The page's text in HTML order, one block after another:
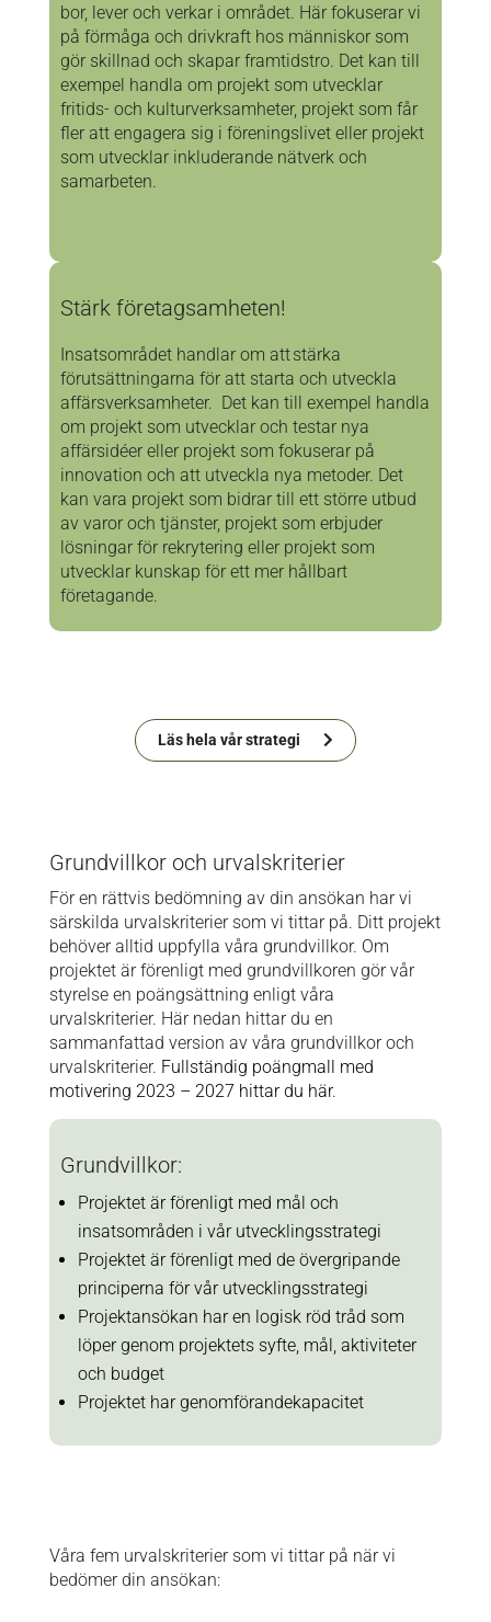
bor, lever och verkar i området. Här fokuserar vi
på förmåga och drivkraft hos människor som
gör skillnad och skapar framtidstro. Det kan till
exempel handla om projekt som utvecklar
fritids- och kulturverksamheter, projekt som får
fler att engagera sig i föreningslivet eller projekt
som utvecklar inkluderande nätverk och
samarbeten.
Stärk företagsamheten!
Insatsområdet handlar om att stärka
förutsättningarna för att starta och utveckla
affärsverksamheter. Det kan till exempel handla
om projekt som utvecklar och testar nya
affärsidéer eller projekt som fokuserar på
innovation och att utveckla nya metoder. Det
kan vara projekt som bidrar till ett större utbud
av varor och tjänster, projekt som erbjuder
lösningar för rekrytering eller projekt som
utvecklar kunskap för ett mer hållbart
företagande.
Läs hela vår strategi
Grundvillkor och urvalskriterier
För en rättvis bedömning av din ansökan har vi
särskilda urvalskriterier som vi tittar på. Ditt projekt
behöver alltid uppfylla våra grundvillkor. Om
projektet är förenligt med grundvillkoren gör vår
styrelse en poängsättning enligt våra
urvalskriterier. Här nedan hittar du en
sammanfattad version av våra grundvillkor och
urvalskriterier. Fullständig poängmall med
motivering 2023 – 2027 hittar du här.
Grundvillkor:
Projektet är förenligt med mål och
insatsområden i vår utvecklingsstrategi
Projektet är förenligt med de övergripande
principerna förvår utvecklingsstrategi
Projektansökan har en logisk röd tråd som
löper genom projektets syfte, mål, aktiviteter
och budget
Projektet har genomförandekapacitet
Våra fem urvalskriterier som vi tittar på när vi
bedömer din ansökan: